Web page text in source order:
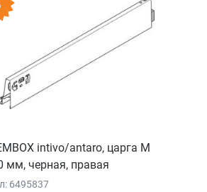
intivo/antaro, царга M
мм, черная, правая
6495837